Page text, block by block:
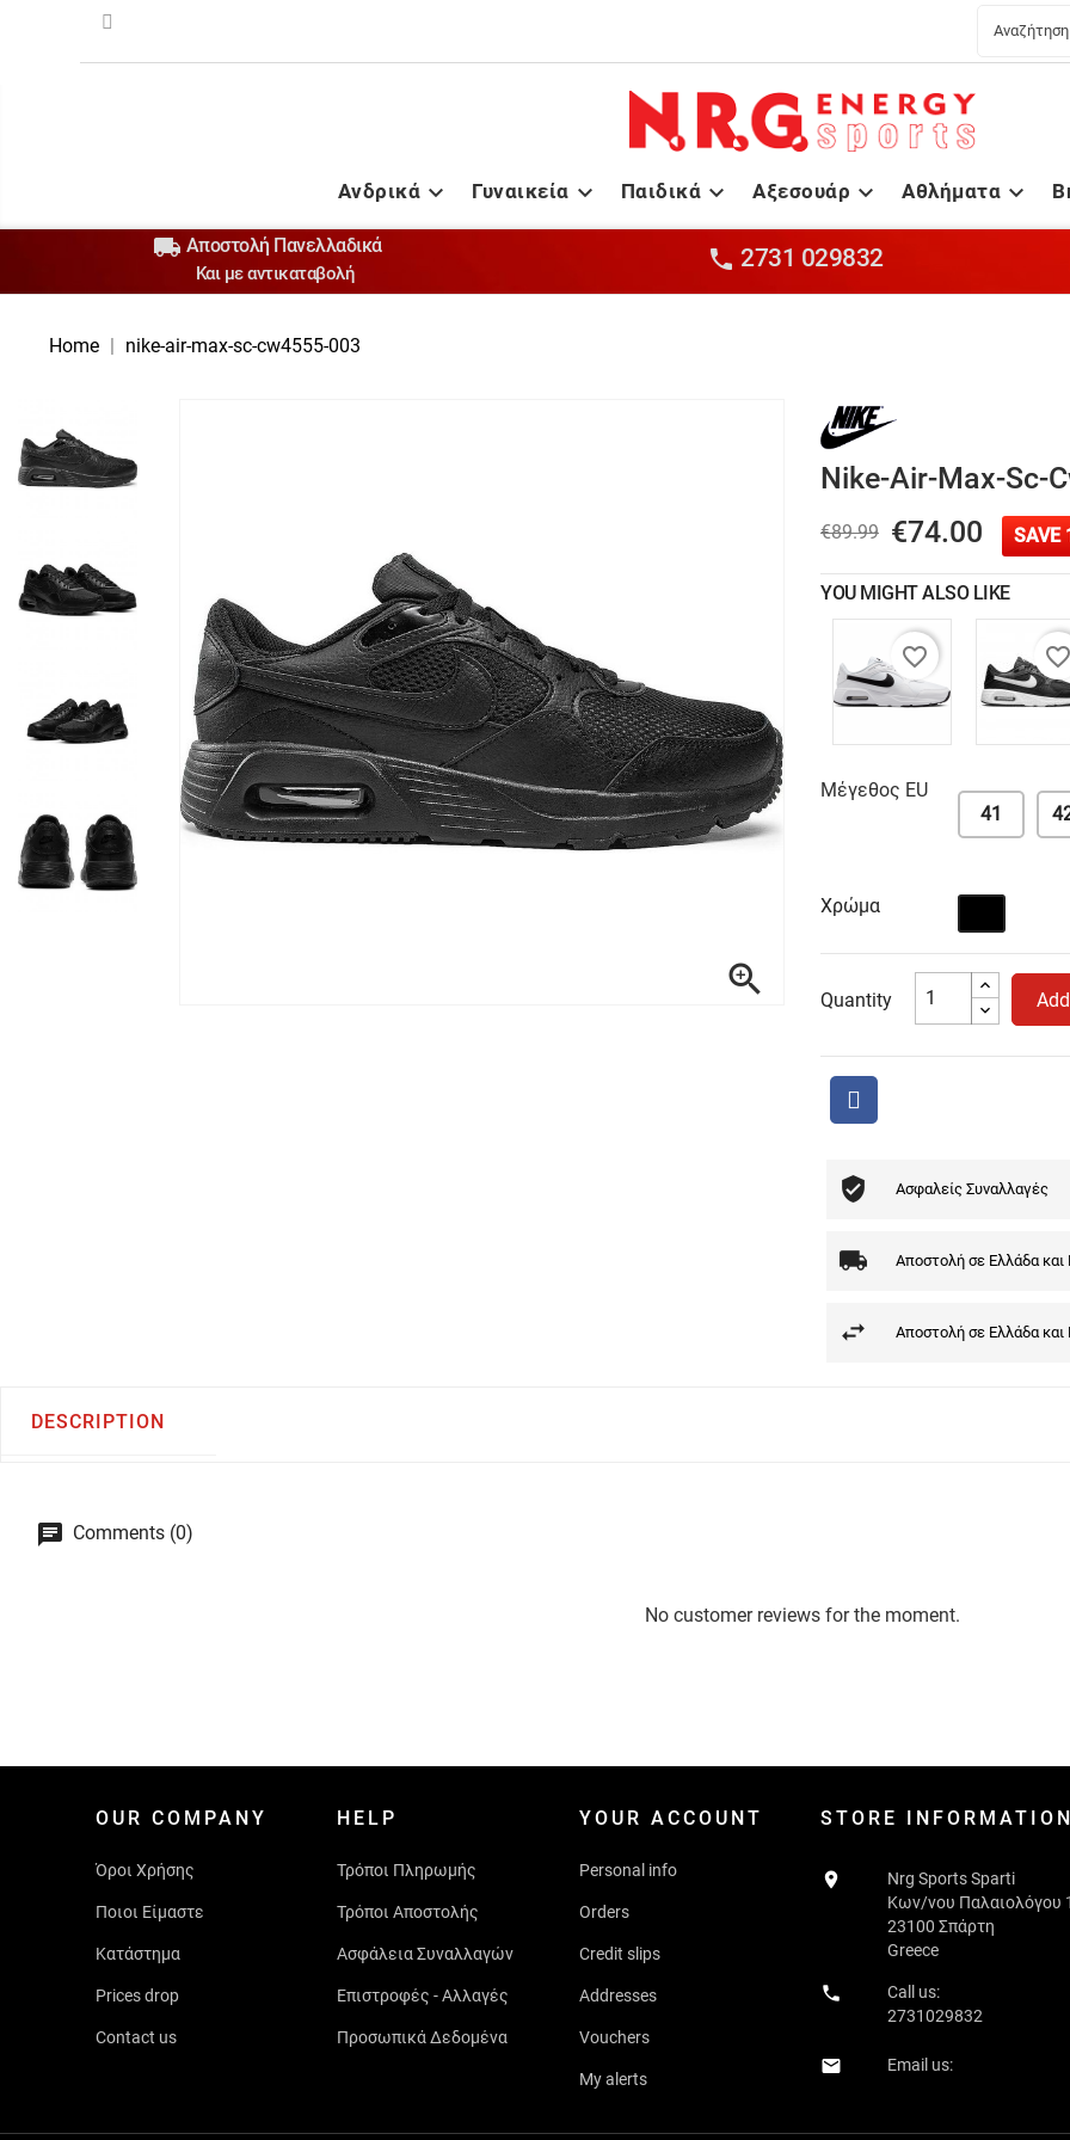

Ανδρικά 
Γυναικεία 
Παιδικά 
Αξεσουάρ 
Αθλήματα
 Αποστολή Πανελλαδικά
Και με αντικαταβολή
 2731 029832
Home nike-air-max-sc-cw4555-003

Nike-Air-Max-Sc-
€89.99 €74.00 SAVE
YOU MIGHT ALSO LIKE
favorite_border favorite_border
Μέγεθος EU
41
Χρώμα
Quantity
Ασφαλείς Συναλλαγές
Αποστολή σε Ελλάδα και
Αποστολή σε Ελλάδα και
DESCRIPTION
Comments (0)
No customer reviews for the moment.
OUR COMPANY
Όροι Χρήσης
Ποιοι Είμαστε
Κατάστημα
Prices drop
Contact us
HELP
Τρόποι Πληρωμής
Τρόποι Αποστολής
Ασφάλεια Συναλλαγών
Επιστροφές - Αλλαγές
Προσωπικά Δεδομένα
YOUR ACCOUNT
Personal info
Orders
Credit slips
Addresses
Vouchers
My alerts
STORE INFORMATION

Nrg Sports Sparti
Κων/νου Παλαιολόγου
23100 Σπάρτη
Greece

Call us:
2731029832
 Email us: